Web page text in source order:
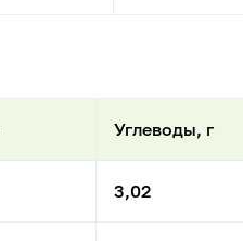
Углеводы, г
3,02